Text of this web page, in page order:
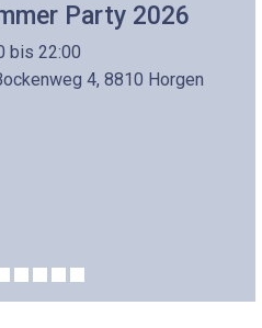
Party 2026
bis 22:00
4, 8810 Horgen